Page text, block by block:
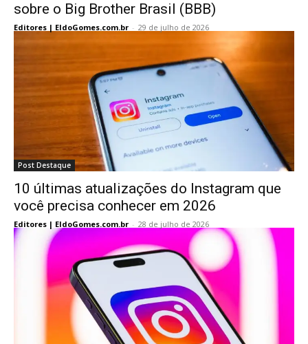
sobre o Big Brother Brasil (BBB)
Editores | EldoGomes.com.br - 29 de julho de 2026
Post Destaque
10 últimas atualizações do Instagram que
você precisa conhecer em 2026
Editores | EldoGomes.com.br - 28 de julho de 2026